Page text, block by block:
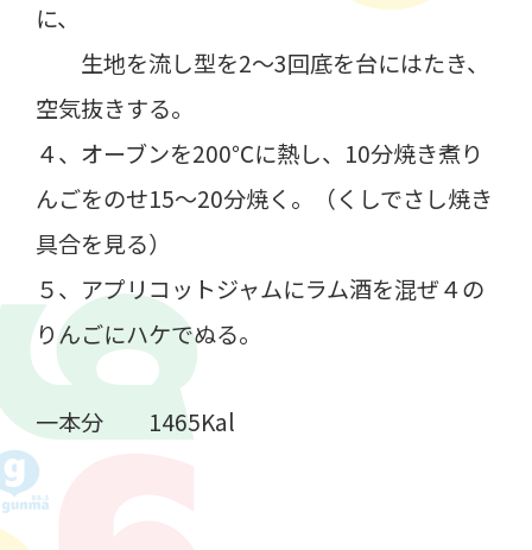
に、
生地を流し型を2～3回底を台にはたき、
空気抜きする。
４、オーブンを200℃に熱し、10分焼き煮り
んごをのせ15～20分焼く。（くしでさし焼き
具合を見る）
５、アプリコットジャムにラム酒を混ぜ４の
りんごにハケでぬる。
一本分 1465Kal